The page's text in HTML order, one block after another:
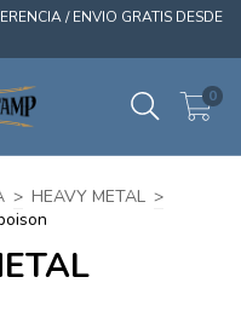
/ ENVIO GRATIS DESDE
0
> HEAVY METAL >